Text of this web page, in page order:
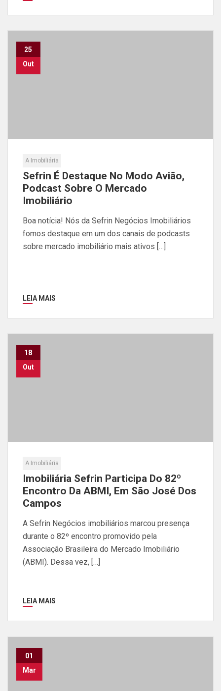
25
Out
A Imobiliária
Sefrin É Destaque No Modo Avião,
Podcast Sobre O Mercado
Imobiliário
Boa notícia! Nós da Sefrin Negócios Imobiliários
fomos destaque em um dos canais de podcasts
sobre mercado imobiliário mais ativos […]
LEIA MAIS
18
Out
A Imobiliária
Imobiliária Sefrin Participa Do 82º
Encontro Da ABMI, Em São José Dos
Campos
A Sefrin Negócios imobiliários marcou presença
durante o 82º encontro promovido pela
Associação Brasileira do Mercado Imobiliário
(ABMI). Dessa vez, […]
LEIA MAIS
01
Mar